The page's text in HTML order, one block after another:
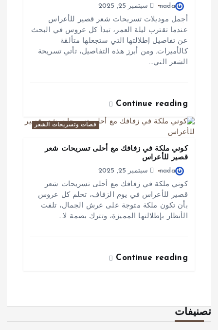
nada
سبتمبر 25, 2025
أجمل موديلات تسريحات شعر قصير للأعراس
عندما تقترب ليلة العمر، تبدأ كل عروس في البحث
عن تفاصيل إطلالتها التي ستجعلها متألقة
كالأميرات. ومن أبرز هذه التفاصيل، تأتي تسريحة
الشعر التي…
Continue reading
قصات وتسريحات الشعر
كوني ملكة في زفافك مع أحلى تسريحات شعر
قصير للأعراس
nada
سبتمبر 25, 2025
كوني ملكة في زفافك مع أحلى تسريحات شعر
قصير للأعراس في يوم الزفاف، تحلم كل عروس
بأن تكون ملكة متوجة على عرش الجمال، تلفت
الأنظار بإطلالتها المميزة، وتترك بصمة لا…
Continue reading
تصنيفات